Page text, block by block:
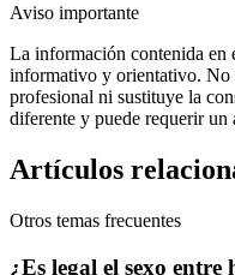
Aviso importante
La información contenida en
informativo y orientativo. No
profesional ni sustituye la
diferente y puede requerir un
Artículos
Otros temas frecuentes
¿Es legal el sexo entre